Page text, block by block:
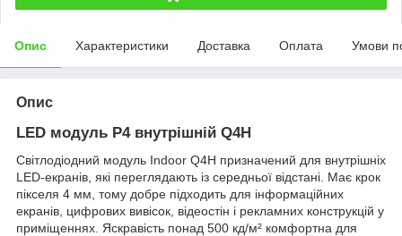
Опис Характеристики Доставка Оплата Умови
Опис
LED модуль P4 внутрішній Q4H
Світлодіодний модуль Indoor Q4H призначений для внутрішніх
LED-екранів, які переглядають із середньої відстані. Має крок
пікселя 4 мм, тому добре підходить для інформаційних
екранів, цифрових вивісок, відеостін і рекламних конструкцій у
приміщеннях. Яскравість понад 500 кд/м² комфортна для